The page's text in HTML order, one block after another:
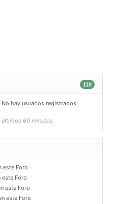
110
hay usuarios registrados
últimos 60 minutos
este Foro
este Foro
este Foro
este Foro